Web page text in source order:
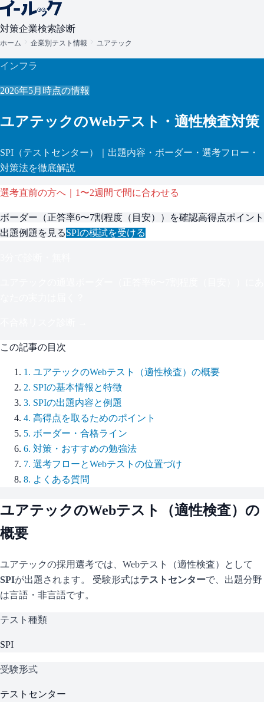
対策企業検索診断
ホーム 企業別テスト情報 ユアテック
インフラ
2026年5月 時点の情報
ユアテックのWebテスト・適性検査対策
SPI （テストセンター）
｜出題内容・ボーダー・選考フロー・
対策法を徹底解説
選考直前の方へ｜1〜2週間で間に合わせる
ボーダー（正答率6〜7割程度（目安） ）を確認高得点ポイント
出題例題を見るSPIの模試を受ける
この記事の目次
1 . ユアテックのWebテスト（適性検査）の概要
2. SPIの基本情報と特徴
3. SPIの出題内容と例題
4. 高得点を取るためのポイント
5. ボーダー・合格ライン
6. 対策・おすすめの勉強法
7. 選考フローとWebテストの位置づけ
8. よくある質問
ユアテックのWebテスト（適性検査）の
概要
ユアテックの採用選考では、Webテスト（適性検査）として
SPIが出題されます。 受験形式はテストセンターで、 出題分野
は言語・非言語です。
テスト種類
SPI
受験形式
テストセンター